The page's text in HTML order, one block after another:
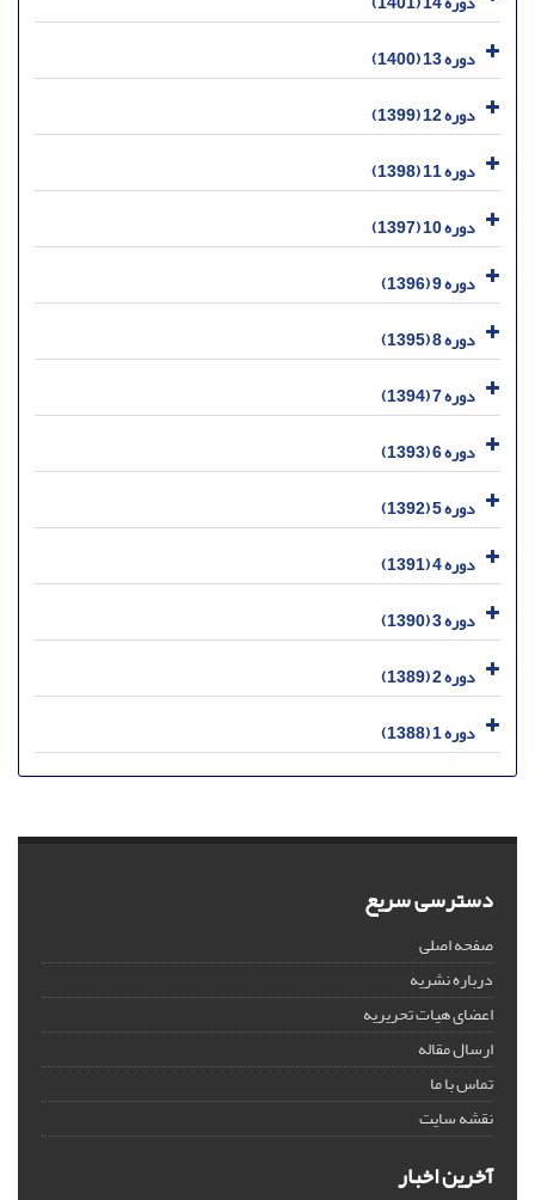
دوره 13 (1400)
دوره 12 (1399)
دوره 11 (1398)
دوره 10 (1397)
دوره 9 (1396)
دوره 8 (1395)
دوره 7 (1394)
دوره 6 (1393)
دوره 5 (1392)
دوره 4 (1391)
دوره 3 (1390)
دوره 2 (1389)
دوره 1 (1388)
دسترسی سریع
صفحه اصلی
درباره نشریه
اعضای هیات تحریریه
ارسال مقاله
تماس با ما
نقشه سایت
آخرین اخبار